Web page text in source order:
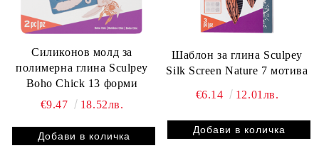
Силиконов молд за
полимерна глина Sculpey
Boho Chick 13 форми
€9.47
18.52лв.
Шаблон за глина Sculpey
Silk Screen Nature 7 мотива
€6.14 12.01лв.